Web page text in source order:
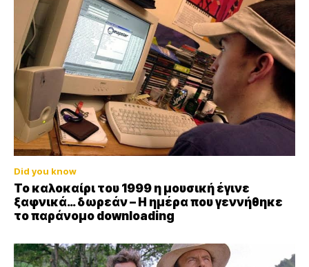
Did you know
Το καλοκαίρι του 1999 η μουσική έγινε
ξαφνικά… δωρεάν – Η ημέρα που γεννήθηκε
το παράνομο downloading